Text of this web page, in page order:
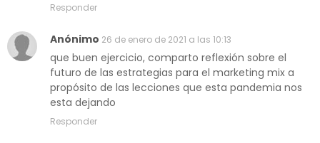
Responder
Anónimo 26 de enero de 2021 a las 10:13
que buen ejercicio, comparto reflexión sobre el
futuro de las estrategias para el marketing mix a
propósito de las lecciones que esta pandemia nos
esta dejando
Responder